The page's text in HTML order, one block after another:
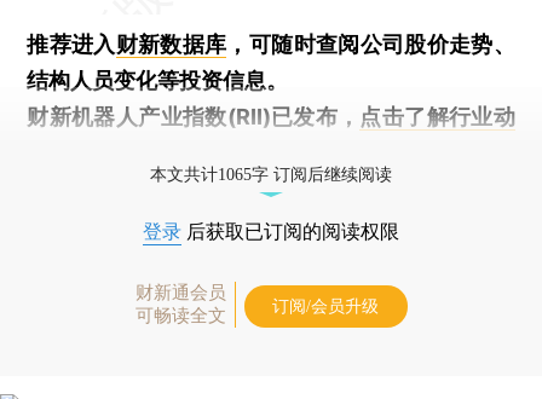
推荐进入财新数据库 ，可随时查阅公司股价走势、
结构人员变化等投资信息。
财新机器人产业指数(RII)已发布， 点击了解行业动
本文共计1065字 订阅后继续阅读
登录 后获取已订阅的阅读权限
财新通会员
可畅读全文
订阅/会员升级